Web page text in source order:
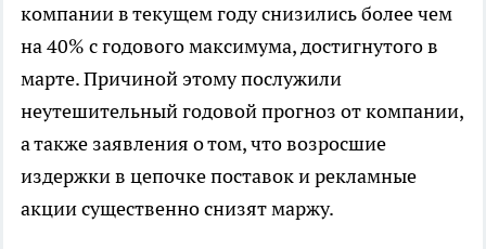
компании в текущем году снизились более чем
на 40% с годового максимума, достигнутого в
марте. Причиной этому послужили
неутешительный годовой прогноз от компании,
а также заявления о том, что возросшие
издержки в цепочке поставок и рекламные
акции существенно снизят маржу.